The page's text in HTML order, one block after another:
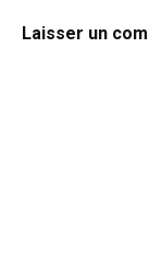
Laisser un